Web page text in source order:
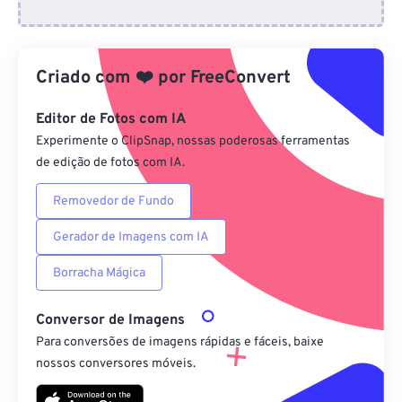
Do Google Drive
Do OneDrive
Da URL
Criado com ❤️ por FreeConvert
Editor de Fotos com IA
Experimente o ClipSnap, nossas poderosas ferramentas
de edição de fotos com IA.
Removedor de Fundo
Gerador de Imagens com IA
Borracha Mágica
Conversor de Imagens
Para conversões de imagens rápidas e fáceis, baixe
nossos conversores móveis.